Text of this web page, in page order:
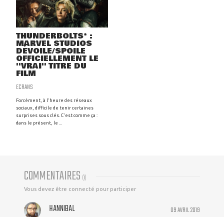
THUNDERBOLTS* :
MARVEL STUDIOS
DÉVOILE/SPOILE
OFFICIELLEMENT LE
''VRAI'' TITRE DU
FILM
ECRANS
Forcément, à l'heure des réseaux
sociaux, difficile de tenir certaines
surprises sous clés. C'est comme ça :
dans le présent, le ...
COMMENTAIRES (1)
Vous devez être connecté pour participer
09 AVRIL 2019
HANNIBAL